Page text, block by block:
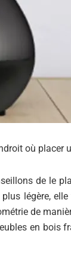
où placer
de le
légère,
de
en bois